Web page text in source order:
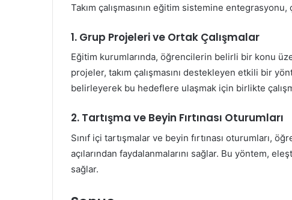
Takım çalışmasının eğitim sistemine
1. Grup Projeleri ve Ortak Çalışmalar
Eğitim kurumlarında, öğrencilerin belirli bir konu
projeler, takım çalışmasını destekleyen etkili bir
belirleyerek bu hedeflere ulaşmak için birlikte
2. Tartışma ve Beyin Fırtınası Oturumları
Sınıf içi tartışmalar ve beyin fırtınası oturumları,
açılarından faydalanmalarını sağlar. Bu yöntem,
sağlar.